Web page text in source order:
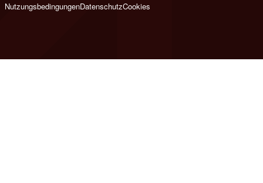
NutzungsbedingungenDatenschutzCookies